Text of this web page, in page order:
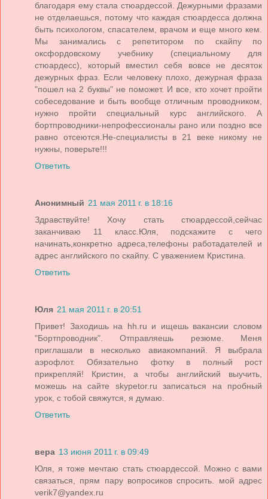
благодаря ему стала стюардессой. Дежурными фразами
не отделаешься, потому что каждая стюардесса должна
быть психологом, спасателем, врачом и еще много кем.
Мы занимались с репетитором по скайпу по
оксфордовскому учебнику (специальному для
стюардесс), который вместил себя вовсе не десяток
дежурных фраз. Если человеку плохо, дежурная фраза
"пошел на 2 буквы" не поможет. И все, кто хочет пройти
собеседование и быть вообще отличным проводником,
нужно пройти специальный курс английского. А
бортпроводники-непрофессионалы рано или поздно все
равно отсеются.Не-специалисты в 21 веке никому не
нужны, поверьте!!!
Ответить
Анонимный 21 мая 2011 г. в 18:16
Здравствуйте! Хочу стать стюардессой,сейчас
заканчиваю 11 класс.Юля, подскажите с чего
начинать,конкретно адреса,телефоны работадателей и
адрес английского по скайпу. С уважением Кристина.
Ответить
Юля 21 мая 2011 г. в 20:51
Привет! Заходишь на hh.ru и ищешь вакансии словом
"Бортпроводник". Отправляешь резюме. Меня
приглашали в несколько авиакомпаний. Я выбрала
аэрофлот. Обязательно фотку в полный рост
прикрепляй! Кристин, а чтобы английский выучить,
можешь на сайте skypetor.ru записаться на пробный
урок, с тобой свяжутся, я думаю.
Ответить
вера 13 июня 2011 г. в 09:49
Юля, я тоже мечтаю стать стюардессой. Можно с вами
связаться, прям пару вопросиков спросить. мой адрес
verik7@yandex.ru